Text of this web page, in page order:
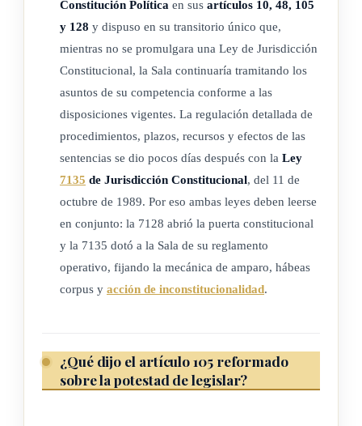
Constitución Política en sus artículos 10, 48, 105
y 128 y dispuso en su transitorio único que,
mientras no se promulgara una Ley de Jurisdicción
Constitucional, la Sala continuaría tramitando los
asuntos de su competencia conforme a las
disposiciones vigentes. La regulación detallada de
procedimientos, plazos, recursos y efectos de las
sentencias se dio pocos días después con la Ley
7135 de Jurisdicción Constitucional, del 11 de
octubre de 1989. Por eso ambas leyes deben leerse
en conjunto: la 7128 abrió la puerta constitucional
y la 7135 dotó a la Sala de su reglamento
operativo, fijando la mecánica de amparo, hábeas
corpus y acción de inconstitucionalidad.
¿Qué dijo el artículo 105 reformado
sobre la potestad de legislar?